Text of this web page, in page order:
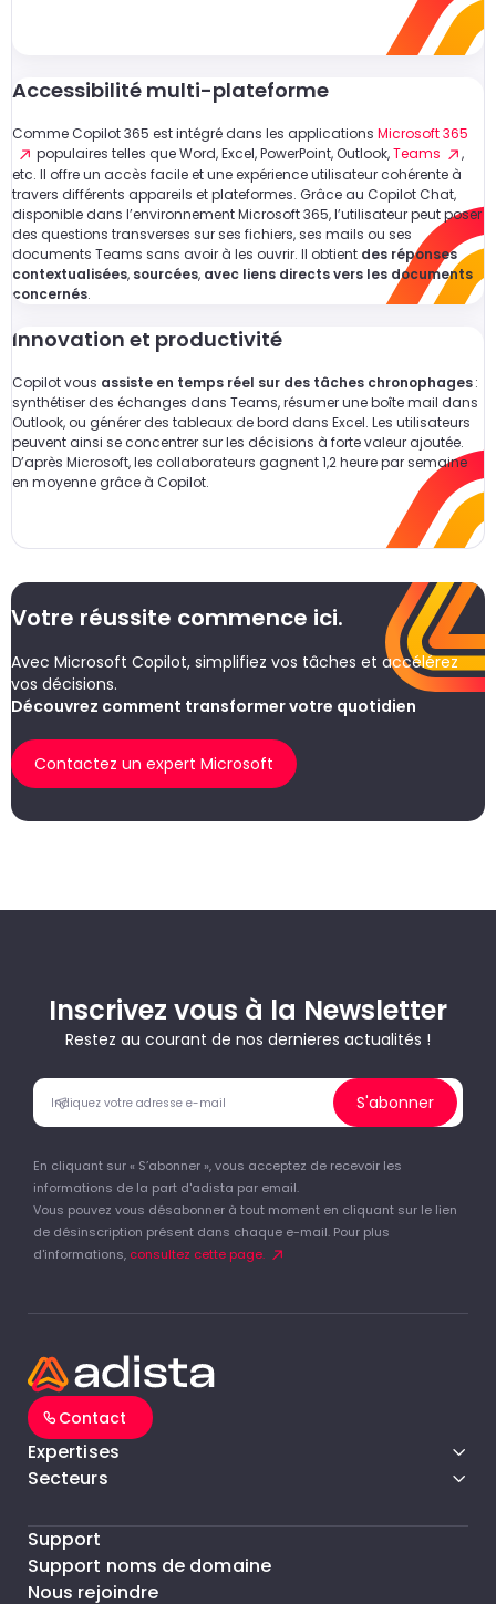
Accessibilité multi-plateforme
Comme Copilot 365 est intégré dans les applications Microsoft 365
populaires telles que Word, Excel, PowerPoint, Outlook,Teams
,
etc. Il offre un accès facile et une expérience utilisateur cohérente à
travers différents appareils et plateformes. Grâce au Copilot Chat,
disponible dans l’environnement Microsoft 365, l’utilisateur peut poser
des questions transverses sur ses fichiers, ses mails ou ses
documents Teams sans avoir à les ouvrir. Il obtient des réponses
contextualisées, sourcées, avec liens directs vers les documents
concernés.
Innovation et productivité
Copilot vous assiste en temps réel sur des tâches chronophages:
synthétiser des échanges dans Teams, résumer une boîte mail dans
Outlook, ou générer des tableaux de bord dans Excel. Les utilisateurs
peuvent ainsi se concentrer sur les décisions à forte valeur ajoutée.
D’après Microsoft, les collaborateurs gagnent 1,2 heure par semaine
en moyenne grâce à Copilot.
Votre réussite commence ici.
Avec Microsoft Copilot, simplifiez vos tâches et accélérez
vos décisions.
Découvrez comment transformer votre quotidien
Contactez un expert Microsoft
Inscrivez vous à la Newsletter
Restez au courant de nos dernieres actualités !
S'abonner
En cliquant sur « S’abonner », vous acceptez de recevoir les
informations de la part d'adista par email.
Vous pouvez vous désabonner à tout moment en cliquant sur le lien
de désinscription présent dans chaque e-mail. Pour plus
d'informations, consultez cette page.
Contact
Expertises
Secteurs
Support
Support noms de domaine
Nous rejoindre